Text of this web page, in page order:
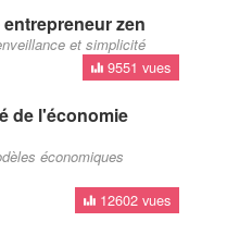
zen
et simplicité
9551 vues
de l'économie
économiques
12602 vues